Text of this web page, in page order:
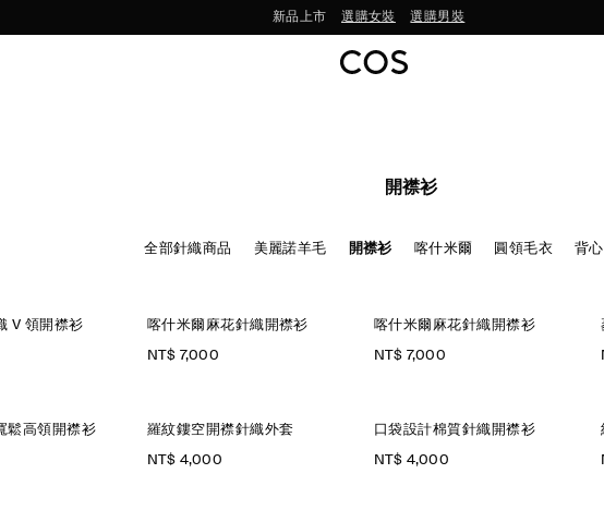
新品上市 選購女裝 選購男裝
開襟衫
全部針織商品 美麗諾羊毛 開襟衫 喀什米爾 圓領毛衣 背心
V 領開襟衫 喀什米爾麻花針織開襟衫
NT$ 7,000
喀什米爾麻花針織開襟衫
NT$ 7,000
鬆高領開襟衫 羅紋鏤空開襟針織外套
NT$ 4,000
口袋設計棉質針織開襟衫
NT$ 4,000